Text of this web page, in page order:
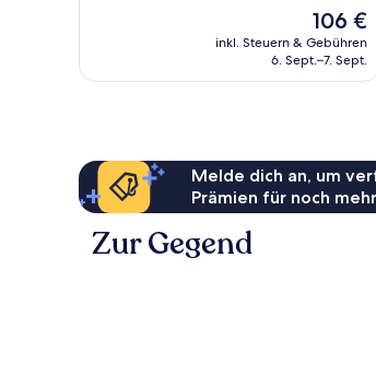
Der
Preis
beträgt
106 €
inkl. Steuern & Gebühren
6. Sept.–7. Sept.
Melde dich an, um
Prämien für noch
Zur Gegend